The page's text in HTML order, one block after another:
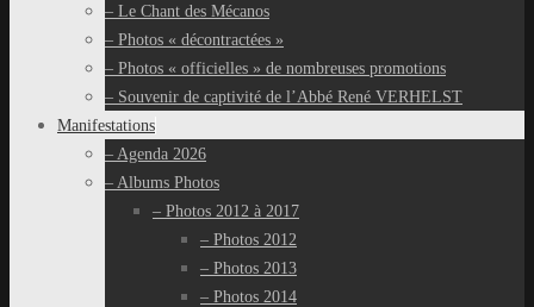
– Le Chant des Mécanos
– Photos « décontractées »
– Photos « officielles » de nombreuses promotions
– Souvenir de captivité de l’Abbé René VERHELST
Manifestations
– Agenda 2026
– Albums Photos
– Photos 2012 à 2017
– Photos 2012
– Photos 2013
– Photos 2014